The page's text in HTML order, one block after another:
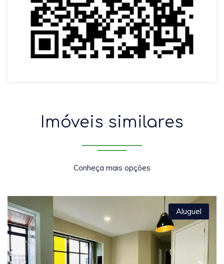
Imóveis similares
Conheça mais opções
Aluguel